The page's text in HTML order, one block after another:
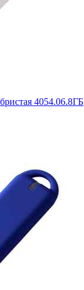
4054.06.8ГБ